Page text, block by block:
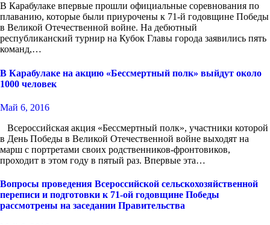
В Карабулаке впервые прошли официальные соревнования по
плаванию, которые были приурочены к 71-й годовщине Победы
в Великой Отечественной войне. На дебютный
республиканский турнир на Кубок Главы города заявились пять
команд,…
В Карабулаке на акцию «Бессмертный полк» выйдут около
1000 человек
Май 6, 2016
Всероссийская акция «Бессмертный полк», участники которой
в День Победы в Великой Отечественной войне выходят на
марш с портретами своих родственников-фронтовиков,
проходит в этом году в пятый раз. Впервые эта…
Вопросы проведения Всероссийской сельскохозяйственной
переписи и подготовки к 71-ой годовщине Победы
рассмотрены на заседании Правительства